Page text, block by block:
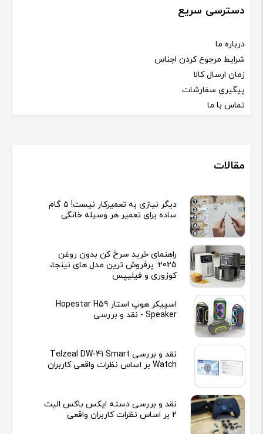
دسترسی سریع
درباره ما
شرایط مرجوع کردن اجناس
زمان ارسال کالا
پیگیری سفارشات
تماس با ما
مقالات
دیگر نیازی به تعمیرکار نیست! ۵ گام
ساده برای تعمیر هر وسیله خانگی
راهنمای خرید سرخ کن بدون روغن
2025: پرفروش ترین مدل های نینجا،
کوزوری و فیلیپس
اسپیکر هوپ استار Hopestar H59
Speaker - نقد و بررسی
نقد و بررسی Telzeal DW-41 Smart
Watch بر اساس نظرات واقعی کاربران
نقد و بررسی دسته ایکس باکس الیت
2 بر اساس نظرات کاربران واقعی